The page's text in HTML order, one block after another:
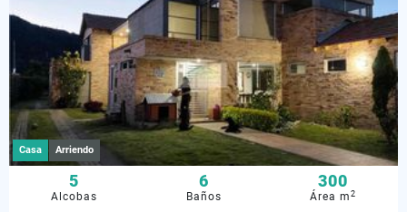
Casa Arriendo
5
Alcobas
6
Baños
300
Área m2